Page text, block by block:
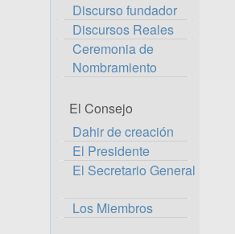
Discurso fundador
Discursos Reales
Ceremonia de
Nombramiento
El Consejo
Dahir de creación
El Presidente
El Secretario General
Los Miembros